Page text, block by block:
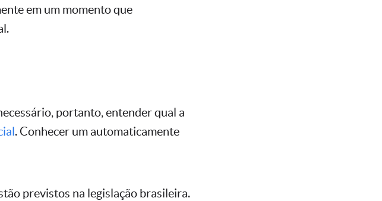
em um momento que
portanto, entender qual a
. Conhecer um automaticamente
previstos na legislação brasileira.